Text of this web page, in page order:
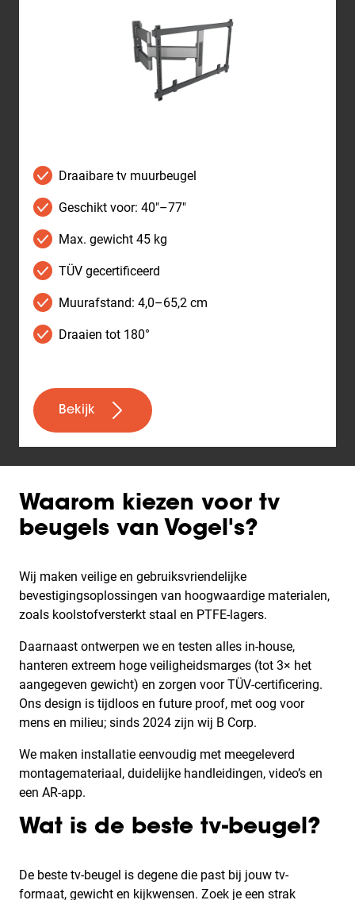
Draaibare tv muurbeugel
Geschikt voor: 40"–77"
Max. gewicht 45 kg
TÜV gecertificeerd
Muurafstand: 4,0–65,2 cm
Draaien tot 180°
Bekijk
Waarom kiezen voor tv
beugels van Vogel's?
Wij maken veilige en gebruiksvriendelijke
bevestigingsoplossingen van hoogwaardige materialen,
zoals koolstofversterkt staal en PTFE-lagers.
Daarnaast ontwerpen we en testen alles in-house,
hanteren extreem hoge veiligheidsmarges (tot 3× het
aangegeven gewicht) en zorgen voor TÜV-certificering.
Ons design is tijdloos en future proof, met oog voor
mens en milieu; sinds 2024 zijn wij B Corp.
We maken installatie eenvoudig met meegeleverd
montagemateriaal, duidelijke handleidingen, video’s en
een AR-app.
Wat is de beste tv-beugel?
De beste tv-beugel is degene die past bij jouw tv-
formaat, gewicht en kijkwensen. Zoek je een strak